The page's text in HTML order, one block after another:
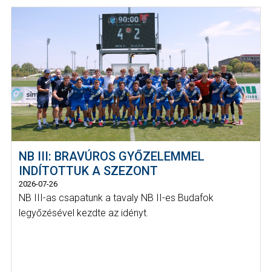
NB III: BRAVÚROS GYŐZELEMMEL
INDÍTOTTUK A SZEZONT
2026-07-26
NB III-as csapatunk a tavaly NB II-es Budafok
legyőzésével kezdte az idényt.